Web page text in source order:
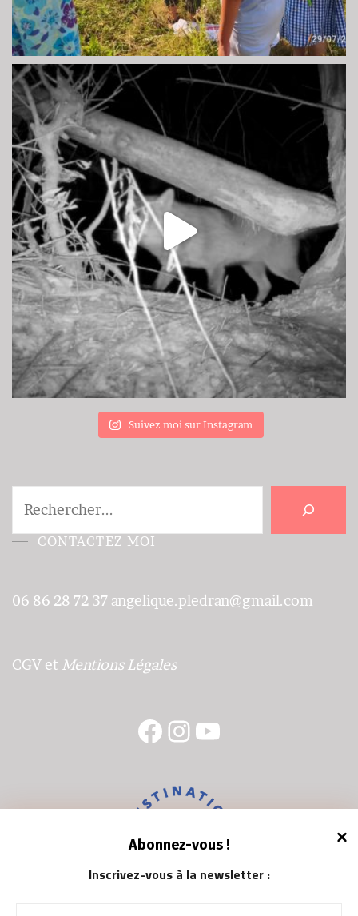
Abonnez-vous !
Inscrivez-vous à la newsletter :
Suivez moi sur Instagram
CONTACTEZ MOI
06 86 28 72 37 angelique.pledran@gmail.com
CGV et Mentions Légales
Facebook
Instagram
YouTube